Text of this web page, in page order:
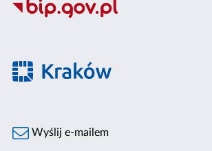
Wyślij e-mailem